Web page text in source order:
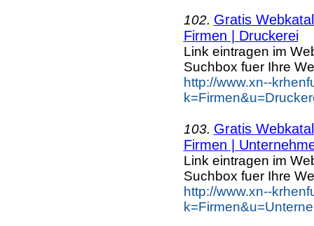
102. Gratis
Firmen | Druckerei
Link eintragen im
Suchbox fuer Ihre
http://www.xn--
103. Gratis
Firmen |
Link eintragen im
Suchbox fuer Ihre
http://www.xn--